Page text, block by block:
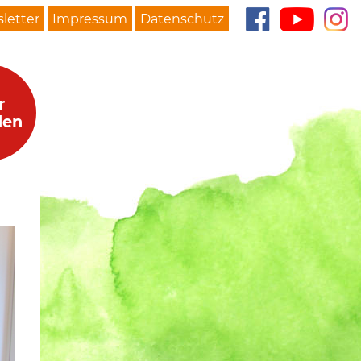
Impressum Datenschutz